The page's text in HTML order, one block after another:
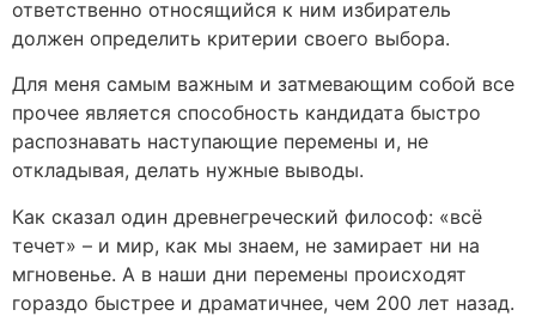
ответственно относящийся к ним избиратель
должен определить критерии своего выбора.
Для меня самым важным и затмевающим собой все
прочее является способность кандидата быстро
распознавать наступающие перемены и, не
откладывая, делать нужные выводы.
Как сказал один древнегреческий философ: «всё
течет» – и мир, как мы знаем, не замирает ни на
мгновенье. А в наши дни перемены происходят
гораздо быстрее и драматичнее, чем 200 лет назад.